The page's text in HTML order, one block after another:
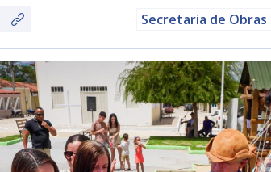
Secretaria de Obras